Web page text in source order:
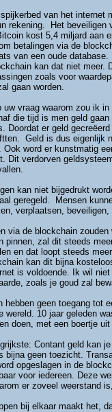
van het
rekening. Het
kost 5,4 miljard aan
betalingen via de
van een oude
kan dat niet
zoals voor
gaan worden.
uw vraag waarom zou ik
die tijd is men geld
Doordat er geld
Geld is dus eigenlijk
Ook word er kunstmatig
Dit verdorven
kan niet bijgedrukt
geregeld. Mensen
verplaatsen,
via de blockchain
pinnen, zal dit steeds
en dat loopt steeds
kan dit bijna
is voldoende. Ik wil
zoals je goud zal
hebben geen toegang tot
wereld. 10 jaar geleden
doen, met een boertje uit
Contant geld kan
bijna geen toezicht.
opgeslagen in de
voor iedereen. Deze
er zoveel
bij elkaar maakt het,